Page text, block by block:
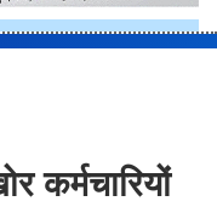
कर्मचारियों